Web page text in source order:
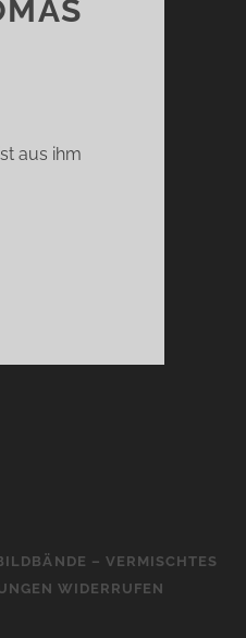
aus ihm
– VERMISCHTES
WIDERRUFEN